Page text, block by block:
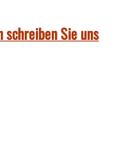
schreiben Sie uns